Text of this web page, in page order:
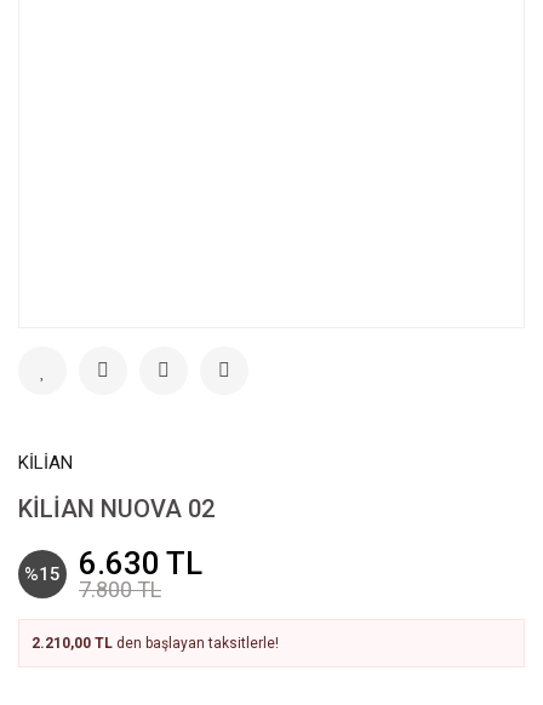
KİLİAN
KİLİAN NUOVA 02
%15 6.630 TL
7.800 TL
2.210,00 TL den başlayan taksitlerle!